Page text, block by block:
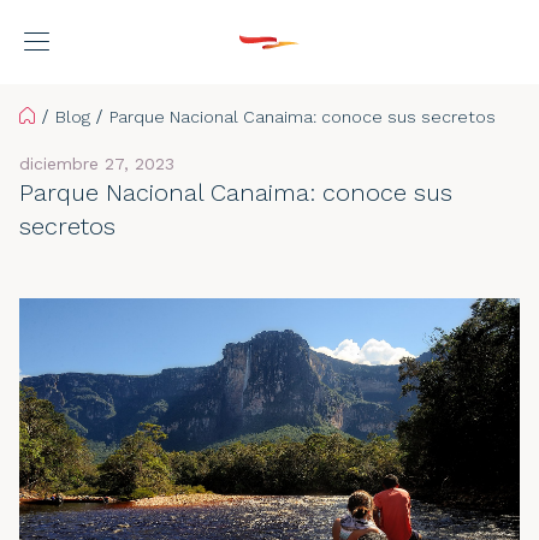
Home
Blog Parque Nacional Canaima: conoce sus secretos
Parque Nacional Canaima: conoce sus
secretos
diciembre 27, 2023